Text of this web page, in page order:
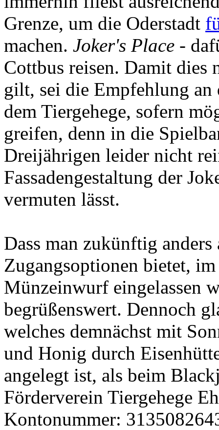
Grenze, um die Oderstadt
machen. Joker's Place -
Cottbus reisen. Damit dies
gilt, sei die Empfehlung an
dem Tiergehege, sofern
greifen, denn in die
Dreijährigen leider nicht
Fassadengestaltung der
vermuten lässt.
Dass man zukünftig
Zugangsoptionen bietet,
Münzeinwurf eingelassen
begrüßenswert. Dennoch
welches demnächst mit
und Honig durch
angelegt ist, als beim
Förderverein Tiergehege
Kontonummer: